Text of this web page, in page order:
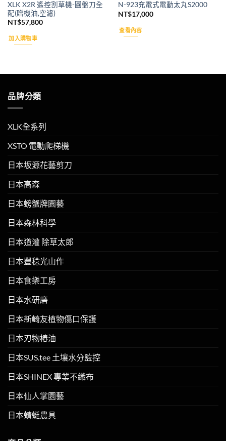
XLK X2R 遙控割草機-圓盤刀全
配(贈機油,空濾)
NT$57,800
加入購物車
N-923充電式電動太丸S2000
NT$17,000
查看內容
品牌分類
XLK全系列
XSTO 電動爬梯機
日本坂源花藝剪刀
日本高森
日本螃蟹牌園藝
日本森林科學
日本道灌 除草太郎
日本豐稔光山作
日本食樂工房
日本水研磨
日本新崎友植物傷口保護
日本刃物椿油
日本SUS.tee 土壤水分監控
日本SHINEX 專業不織布
日本仙人掌園藝
日本蜻蜓農具